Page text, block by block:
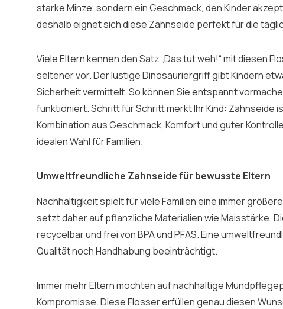
starke Minze, sondern ein Geschmack, den Kinder
deshalb eignet sich diese Zahnseide perfekt für die
Viele Eltern kennen den Satz „Das tut weh!“ mit diesen
seltener vor. Der lustige Dinosauriergriff gibt Kindern
Sicherheit vermittelt. So können Sie entspannt
funktioniert. Schritt für Schritt merkt Ihr Kind: Zahnseide
Kombination aus Geschmack, Komfort und guter
idealen Wahl für Familien.
Umweltfreundliche Zahnseide für bewusste Eltern
Nachhaltigkeit spielt für viele Familien eine immer
setzt daher auf pflanzliche Materialien wie Maisstärke.
recycelbar und frei von BPA und PFAS. Eine
Qualität noch Handhabung beeinträchtigt.
Immer mehr Eltern möchten auf nachhaltige
Kompromisse. Diese Flosser erfüllen genau diesen